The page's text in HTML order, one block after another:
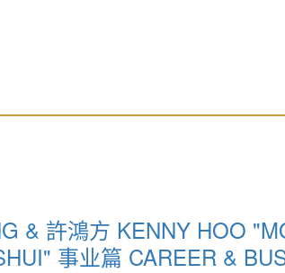
& 許鴻方 KENNY HOO
事业篇 CAREER &